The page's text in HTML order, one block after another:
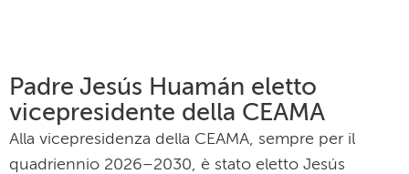
Padre Jesús Huamán eletto
vicepresidente della CEAMA
Alla vicepresidenza della CEAMA, sempre per il
quadriennio 2026–2030, è stato eletto Jesús